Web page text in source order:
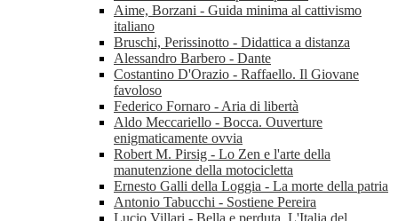
Aime, Borzani - Guida minima al cattivismo
italiano
Bruschi, Perissinotto - Didattica a distanza
Alessandro Barbero - Dante
Costantino D'Orazio - Raffaello. Il Giovane
favoloso
Federico Fornaro - Aria di libertà
Aldo Meccariello - Bocca. Ouverture
enigmaticamente ovvia
Robert M. Pirsig - Lo Zen e l'arte della
manutenzione della motocicletta
Ernesto Galli della Loggia - La morte della patria
Antonio Tabucchi - Sostiene Pereira